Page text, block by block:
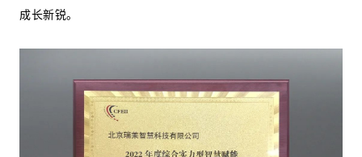
成长新锐。